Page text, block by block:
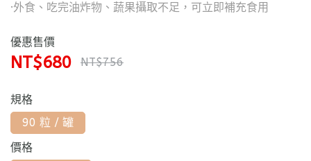
·外食、吃完油炸物、蔬果攝取不足，可立即補充食用
優惠售價
NT$680 NT$756
規格
90 粒 / 罐
價格